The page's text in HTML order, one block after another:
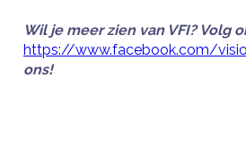
Wil je meer zien van VFI? Volg
https://www.facebook.com/
ons!